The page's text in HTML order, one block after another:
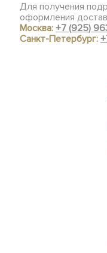
Для получения
оформления
Москва:+7 (925)
Санкт-Петербург: